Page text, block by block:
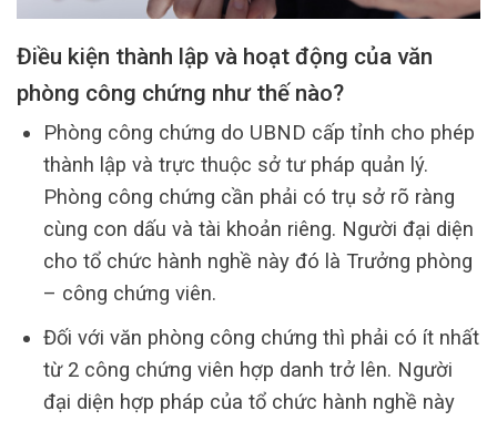
Điều kiện thành lập và hoạt động của văn
phòng công chứng như thế nào?
Phòng công chứng do UBND cấp tỉnh cho phép
thành lập và trực thuộc sở tư pháp quản lý.
Phòng công chứng cần phải có trụ sở rõ ràng
cùng con dấu và tài khoản riêng. Người đại diện
cho tổ chức hành nghề này đó là Trưởng phòng
– công chứng viên.
Đối với văn phòng công chứng thì phải có ít nhất
từ 2 công chứng viên hợp danh trở lên. Người
đại diện hợp pháp của tổ chức hành nghề này